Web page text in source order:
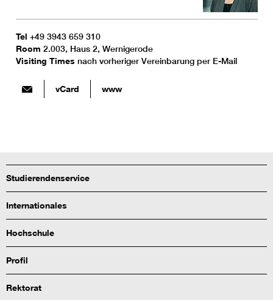
Tel +49 3943 659 310
Room 2.003, Haus 2, Wernigerode
Visiting Times nach vorheriger Vereinbarung per E-Mail
vCard www
Studierendenservice
Internationales
Hochschule
Profil
Rektorat